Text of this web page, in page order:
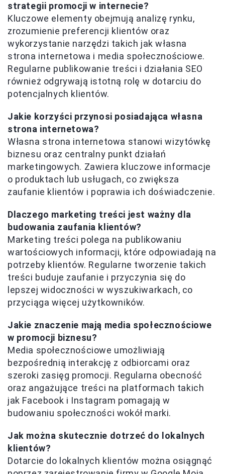
strategii promocji w internecie?
Kluczowe elementy obejmują analizę rynku,
zrozumienie preferencji klientów oraz
wykorzystanie narzędzi takich jak własna
strona internetowa i media społecznościowe.
Regularne publikowanie treści i działania SEO
również odgrywają istotną rolę w dotarciu do
potencjalnych klientów.
Jakie korzyści przynosi posiadająca własna
strona internetowa?
Własna strona internetowa stanowi wizytówkę
biznesu oraz centralny punkt działań
marketingowych. Zawiera kluczowe informacje
o produktach lub usługach, co zwiększa
zaufanie klientów i poprawia ich doświadczenie.
Dlaczego marketing treści jest ważny dla
budowania zaufania klientów?
Marketing treści polega na publikowaniu
wartościowych informacji, które odpowiadają na
potrzeby klientów. Regularne tworzenie takich
treści buduje zaufanie i przyczynia się do
lepszej widoczności w wyszukiwarkach, co
przyciąga więcej użytkowników.
Jakie znaczenie mają media społecznościowe
w promocji biznesu?
Media społecznościowe umożliwiają
bezpośrednią interakcję z odbiorcami oraz
szeroki zasięg promocji. Regularna obecność
oraz angażujące treści na platformach takich
jak Facebook i Instagram pomagają w
budowaniu społeczności wokół marki.
Jak można skutecznie dotrzeć do lokalnych
klientów?
Dotarcie do lokalnych klientów można osiągnąć